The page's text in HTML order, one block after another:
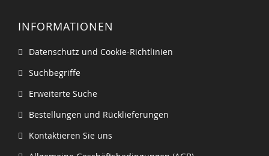
INFORMATIONEN
Datenschutz und Cookie-Richtlinien
Suchbegriffe
Erweiterte Suche
Bestellungen und Rücklieferungen
Kontaktieren Sie uns